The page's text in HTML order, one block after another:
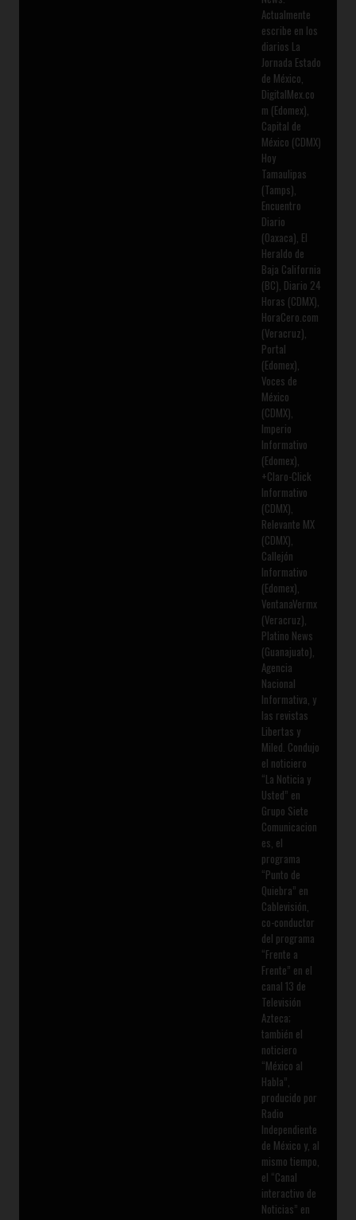
Actualmente
escribe en los
diarios La
Jornada Estado
de México,
DigitalMex.co
m (Edomex),
Capital de
México (CDMX)
Hoy
Tamaulipas
(Tamps),
Encuentro
Diario
(Oaxaca), El
Heraldo de
Baja California
(BC), Diario 24
Horas (CDMX),
HoraCero.com
(Veracruz),
Portal
(Edomex),
Voces de
México
(CDMX),
Imperio
Informativo
(Edomex),
+Claro-Click
Informativo
(CDMX),
Relevante MX
(CDMX),
Callejón
Informativo
(Edomex),
VentanaVermx
(Veracruz),
Platino News
(Guanajuato),
Agencia
Nacional
Informativa, y
las revistas
Libertas y
Miled. Condujo
el noticiero
“La Noticia y
Usted” en
Grupo Siete
Comunicacion
es, el
programa
“Punto de
Quiebra” en
Cablevisión,
co-conductor
del programa
“Frente a
Frente” en el
canal 13 de
Televisión
Azteca;
también el
noticiero
“México al
Habla”,
producido por
Radio
Independiente
de México y, al
mismo tiempo,
el “Canal
interactivo de
Noticias” en